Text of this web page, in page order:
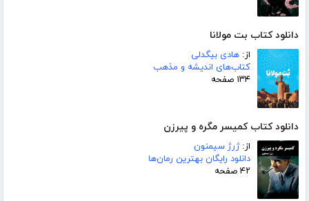
دانلود کتاب بت مولانا
از: هادی بیگدلی
کتاب‌های اندیشه و مذهب
۱۳۴ صفحه
دانلود کتاب کمیسر مگره و پیرزن
از:ژرژ سیمنون
دانلود رایگان بهترین رمان‌ها
۴۲ صفحه